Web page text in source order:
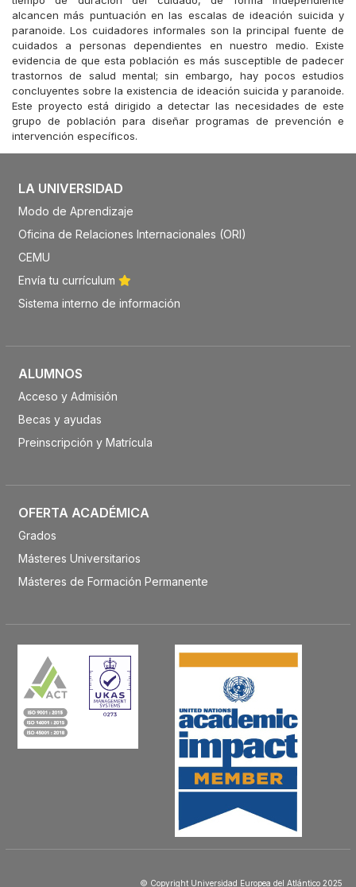
alcancen más puntuación en las escalas de ideación suicida y
paranoide. Los cuidadores informales son la principal fuente de
cuidados a personas dependientes en nuestro medio. Existe
evidencia de que esta población es más susceptible de padecer
trastornos de salud mental; sin embargo, hay pocos estudios
concluyentes sobre la existencia de ideación suicida y paranoide.
Este proyecto está dirigido a detectar las necesidades de este
grupo de población para diseñar programas de prevención e
intervención específicos.
LA UNIVERSIDAD
Modo de Aprendizaje
Oficina de Relaciones Internacionales (ORI)
CEMU
Envía tu currículum
Sistema interno de información
ALUMNOS
Acceso y Admisión
Becas y ayudas
Preinscripción y Matrícula
OFERTA ACADÉMICA
Grados
Másteres Universitarios
Másteres de Formación Permanente
© Copyright Universidad Europea del Atlántico 2025